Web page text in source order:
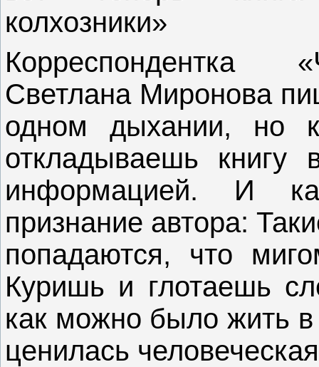
колхозники»
Корреспондентка
Светлана Миронова
одном дыхании, но
откладываешь книгу
информацией. И
признание автора:
попадаются, что
Куришь и глотаешь
как можно было жить
ценилась